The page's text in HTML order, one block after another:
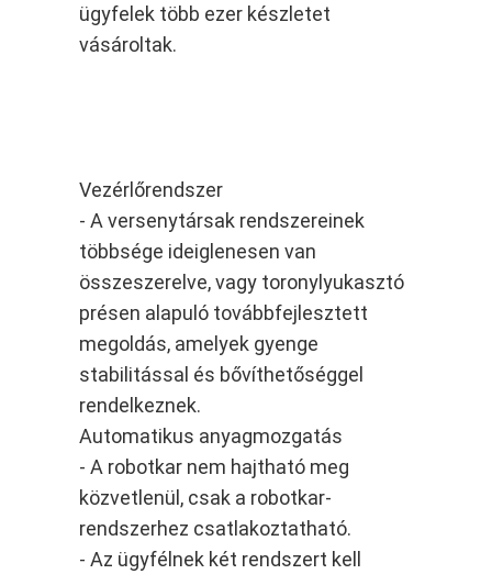
ügyfelek több ezer készletet
vásároltak.
Vezérlőrendszer
- A versenytársak rendszereinek
többsége ideiglenesen van
összeszerelve, vagy toronylyukasztó
présen alapuló továbbfejlesztett
megoldás, amelyek gyenge
stabilitással és bővíthetőséggel
rendelkeznek.
Automatikus anyagmozgatás
- A robotkar nem hajtható meg
közvetlenül, csak a robotkar-
rendszerhez csatlakoztatható.
- Az ügyfélnek két rendszert kell